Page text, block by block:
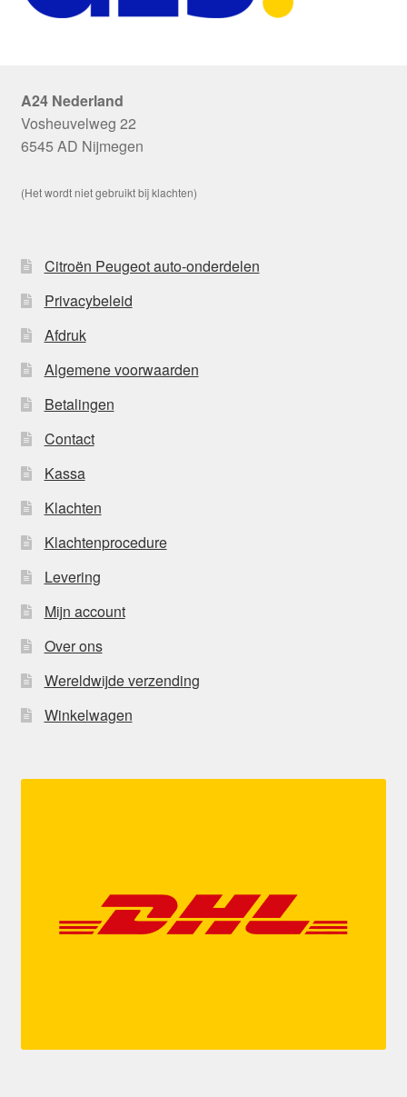
A24 Nederland
Vosheuvelweg 22
6545 AD Nijmegen
(Het wordt niet gebruikt bij klachten)
Citroën Peugeot auto-onderdelen
Privacybeleid
Afdruk
Algemene voorwaarden
Betalingen
Contact
Kassa
Klachten
Klachtenprocedure
Levering
Mijn account
Over ons
Wereldwijde verzending
Winkelwagen